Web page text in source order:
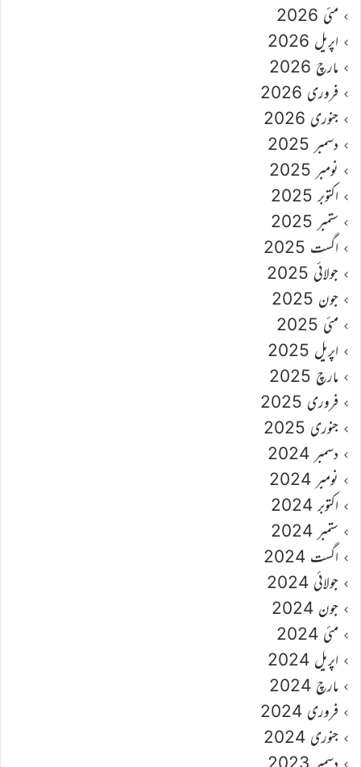
مئی 2026
اپریل 2026
مارچ 2026
فروری 2026
جنوری 2026
دسمبر 2025
نومبر 2025
اکتوبر 2025
ستمبر 2025
اگست 2025
جولائی 2025
جون 2025
مئی 2025
اپریل 2025
مارچ 2025
فروری 2025
جنوری 2025
دسمبر 2024
نومبر 2024
اکتوبر 2024
ستمبر 2024
اگست 2024
جولائی 2024
جون 2024
مئی 2024
اپریل 2024
مارچ 2024
فروری 2024
جنوری 2024
دسمبر 2023